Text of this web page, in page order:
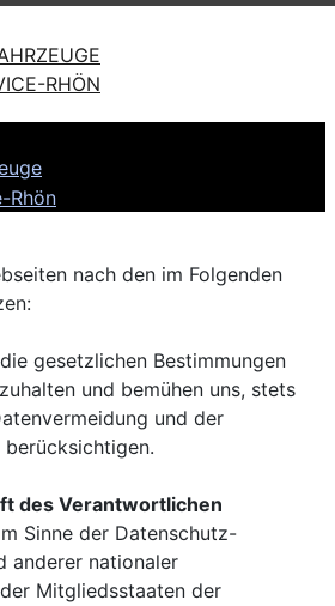
RHÖN
Rhön
nach den im Folgenden
gesetzlichen Bestimmungen
und bemühen uns, stets
und der
berücksichtigen.
des Verantwortlichen
Sinne der Datenschutz-
anderer nationaler
Mitgliedsstaaten der